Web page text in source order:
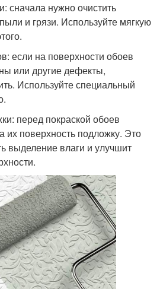
сначала нужно очистить
и грязи. Используйте мягкую
если на поверхности обоев
или другие дефекты,
Используйте специальный
перед покраской обоев
их поверхность подложку. Это
выделение влаги и улучшит